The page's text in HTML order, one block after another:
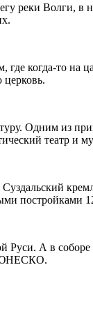
реки Волги, в
когда-то на
Одним из
театр и
постройками
А в
ЮНЕСКО.